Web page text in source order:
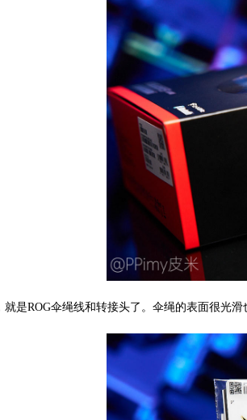
是ROG伞绳线和转接头了。伞绳的表面很光